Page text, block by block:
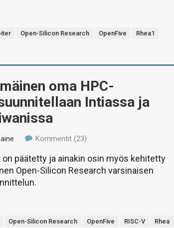
Open-Silicon Research OpenFive
Rhea1
oma HPC-
Intiassa ja
Kommentit (23)
päätetty ja ainakin osin myös kehitetty
Open-Silicon Research varsinaisen
Open-Silicon Research OpenFive RISC-V Rhea